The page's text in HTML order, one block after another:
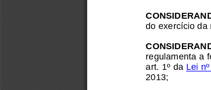
do exercício da
regulamenta a
art. 1º da Lei
2013;